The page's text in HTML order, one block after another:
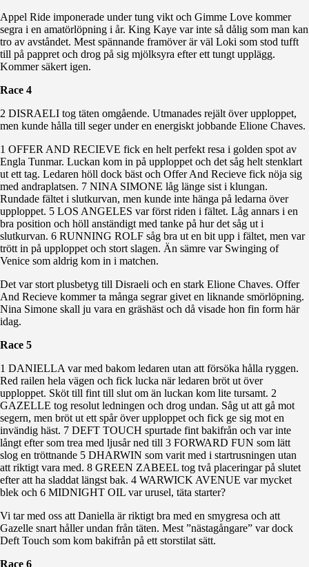
Appel Ride imponerade under tung vikt och Gimme Love kommer
segra i en amatörlöpning i år. King Kaye var inte så dålig som man kan
tro av avståndet. Mest spännande framöver är väl Loki som stod tufft
till på pappret och drog på sig mjölksyra efter ett tungt upplägg.
Kommer säkert igen.
Race 4
2 DISRAELI tog täten omgående. Utmanades rejält över upploppet,
men kunde hålla till seger under en energiskt jobbande Elione Chaves.
1 OFFER AND RECIEVE fick en helt perfekt resa i golden spot av
Engla Tunmar. Luckan kom in på upploppet och det såg helt stenklart
ut ett tag. Ledaren höll dock bäst och Offer And Recieve fick nöja sig
med andraplatsen. 7 NINA SIMONE låg länge sist i klungan.
Rundade fältet i slutkurvan, men kunde inte hänga på ledarna över
upploppet. 5 LOS ANGELES var först riden i fältet. Låg annars i en
bra position och höll anständigt med tanke på hur det såg ut i
slutkurvan. 6 RUNNING ROLF såg bra ut en bit upp i fältet, men var
trött in på upploppet och stort slagen. Än sämre var Swinging of
Venice som aldrig kom in i matchen.
Det var stort plusbetyg till Disraeli och en stark Elione Chaves. Offer
And Recieve kommer ta många segrar givet en liknande smörlöpning.
Nina Simone skall ju vara en gräshäst och då visade hon fin form här
idag.
Race 5
1 DANIELLA var med bakom ledaren utan att försöka hålla ryggen.
Red railen hela vägen och fick lucka när ledaren bröt ut över
upploppet. Sköt till fint till slut om än luckan kom lite tursamt. 2
GAZELLE tog resolut ledningen och drog undan. Såg ut att gå mot
segern, men bröt ut ett spår över upploppet och fick ge sig mot en
invändig häst. 7 DEFT TOUCH spurtade fint bakifrån och var inte
långt efter som trea med ljusår ned till 3 FORWARD FUN som lätt
slog en tröttnande 5 DHARWIN som varit med i startrusningen utan
att riktigt vara med. 8 GREEN ZABEEL tog två placeringar på slutet
efter att ha sladdat längst bak. 4 WARWICK AVENUE var mycket
blek och 6 MIDNIGHT OIL var urusel, täta starter?
Vi tar med oss att Daniella är riktigt bra med en smygresa och att
Gazelle snart håller undan från täten. Mest ”nästagångare” var dock
Deft Touch som kom bakifrån på ett storstilat sätt.
Race 6